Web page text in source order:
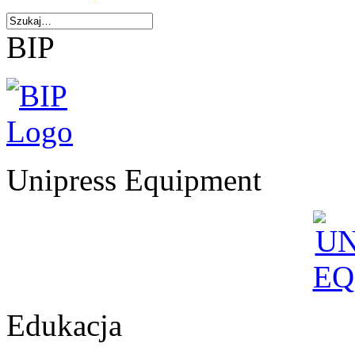
BIP
Unipress Equipment
Edukacja